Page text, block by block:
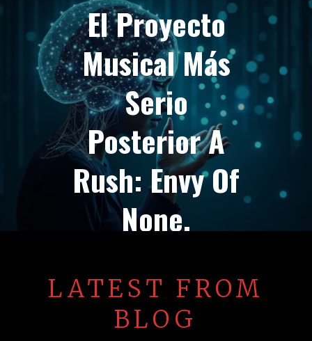
El Proyecto
Musical Más
Serio
Posterior A
Rush: Envy Of
None.
LATEST FROM
BLOG